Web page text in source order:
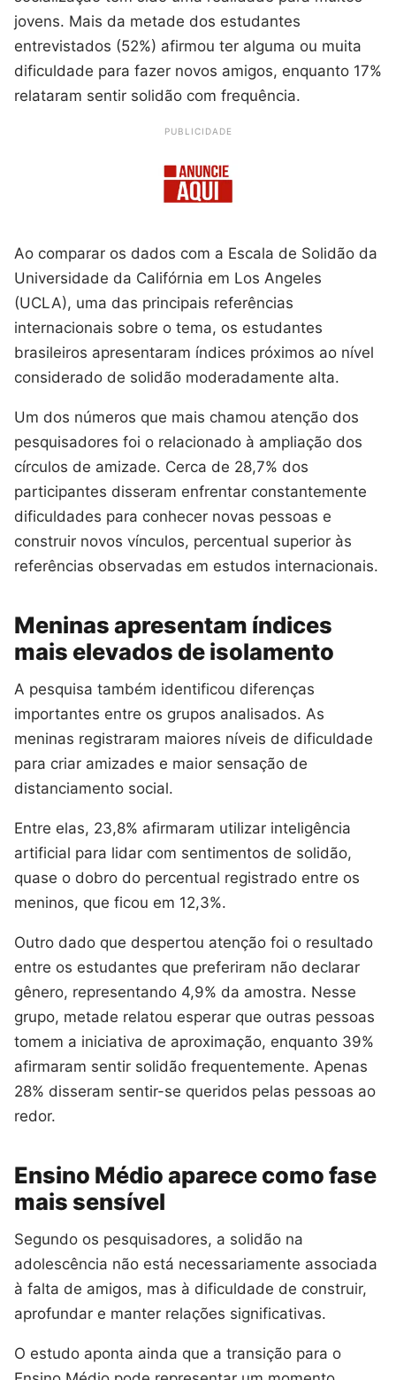
jovens. Mais da metade dos estudantes
entrevistados (52%) afirmou ter alguma ou muita
dificuldade para fazer novos amigos, enquanto 17%
relataram sentir solidão com frequência.
PUBLICIDADE
Ao comparar os dados com a Escala de Solidão da
Universidade da Califórnia em Los Angeles
(UCLA), uma das principais referências
internacionais sobre o tema, os estudantes
brasileiros apresentaram índices próximos ao nível
considerado de solidão moderadamente alta.
Um dos números que mais chamou atenção dos
pesquisadores foi o relacionado à ampliação dos
círculos de amizade. Cerca de 28,7% dos
participantes disseram enfrentar constantemente
dificuldades para conhecer novas pessoas e
construir novos vínculos, percentual superior às
referências observadas em estudos internacionais.
Meninas apresentam índices
mais elevados de isolamento
A pesquisa também identificou diferenças
importantes entre os grupos analisados. As
meninas registraram maiores níveis de dificuldade
para criar amizades e maior sensação de
distanciamento social.
Entre elas, 23,8% afirmaram utilizar inteligência
artificial para lidar com sentimentos de solidão,
quase o dobro do percentual registrado entre os
meninos, que ficou em 12,3%.
Outro dado que despertou atenção foi o resultado
entre os estudantes que preferiram não declarar
gênero, representando 4,9% da amostra. Nesse
grupo, metade relatou esperar que outras pessoas
tomem a iniciativa de aproximação, enquanto 39%
afirmaram sentir solidão frequentemente. Apenas
28% disseram sentir-se queridos pelas pessoas ao
redor.
Ensino Médio aparece como fase
mais sensível
Segundo os pesquisadores, a solidão na
adolescência não está necessariamente associada
à falta de amigos, mas à dificuldade de construir,
aprofundar e manter relações significativas.
O estudo aponta ainda que a transição para o